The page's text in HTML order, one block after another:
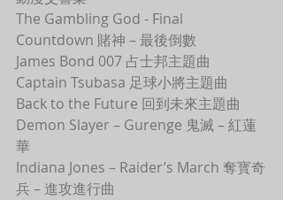
The Gambling God - Final
Countdown 賭神 – 最後倒數
James Bond 007 占士邦主題曲
Captain Tsubasa 足球小將主題曲
Back to the Future 回到未來主題曲
Demon Slayer – Gurenge 鬼滅 – 紅蓮
華
Indiana Jones – Raider’s March 奪寳奇
兵 – 進攻進行曲